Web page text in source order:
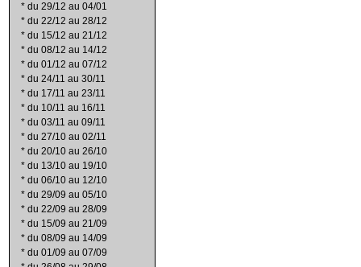
* du 29/12 au 04/01
* du 22/12 au 28/12
* du 15/12 au 21/12
* du 08/12 au 14/12
* du 01/12 au 07/12
* du 24/11 au 30/11
* du 17/11 au 23/11
* du 10/11 au 16/11
* du 03/11 au 09/11
* du 27/10 au 02/11
* du 20/10 au 26/10
* du 13/10 au 19/10
* du 06/10 au 12/10
* du 29/09 au 05/10
* du 22/09 au 28/09
* du 15/09 au 21/09
* du 08/09 au 14/09
* du 01/09 au 07/09